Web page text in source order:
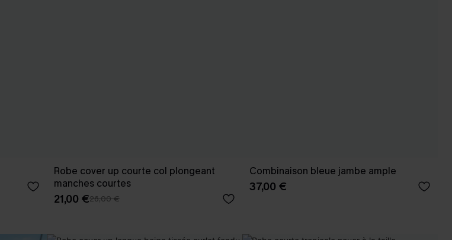
Robe cover up courte col plongeant
manches courtes
21,00 €26,00 €
Combinaison bleue jambe ample
37,00 €